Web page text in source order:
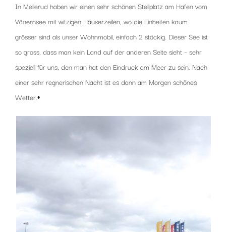
In Mellerud haben wir einen sehr schönen Stellplatz am Hafen vom
Vänernsee mit witzigen Häuserzeilen, wo die Einheiten kaum
grösser sind als unser Wohnmobil, einfach 2 stöckig. Dieser See ist
so gross, dass man kein Land auf der anderen Seite sieht – sehr
speziell für uns, den man hat den Eindruck am Meer zu sein. Nach
einer sehr regnerischen Nacht ist es dann am Morgen schönes
Wetter.↑